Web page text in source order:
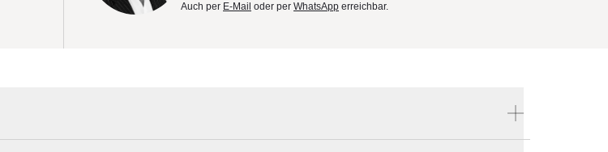
Auch per E-Mail oder per WhatsApp erreichbar.